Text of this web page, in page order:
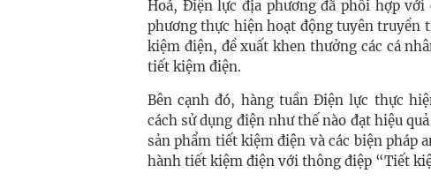
Hoá, Điện lực địa phương đã phối hợp
phương thực hiện hoạt động tuyên
kiệm điện, đề xuất khen thưởng các cá
tiết kiệm điện.
Bên cạnh đó, hàng tuần Điện lực thực
cách sử dụng điện như thế nào đạt hiệu
sản phẩm tiết kiệm điện và các biện pháp
hành tiết kiệm điện với thông điệp “Tiết